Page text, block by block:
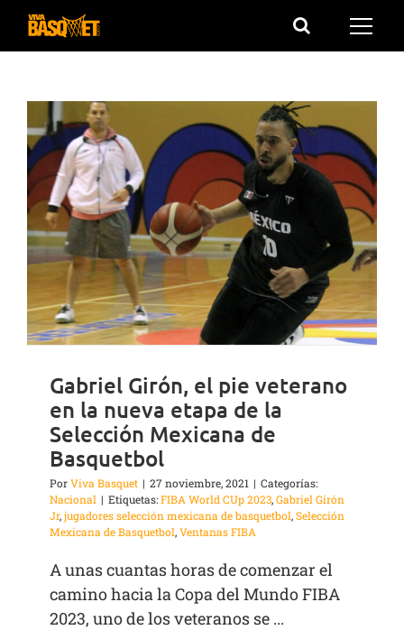
Saltar
Gabriel Girón, el pie veterano
en la nueva etapa de la
Selección Mexicana de
Basquetbol
PorViva Basquet | 27 noviembre, 2021 | Categorías:
Nacional | Etiquetas:FIBA World CUp 2023,Gabriel Girón
Jr,jugadores selección mexicana de basquetbol,Selección
Mexicana de Basquetbol,Ventanas FIBA
A unas cuantas horas de comenzar el
camino hacia la Copa del Mundo FIBA
2023, uno de los veteranos se ...